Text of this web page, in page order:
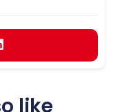
like